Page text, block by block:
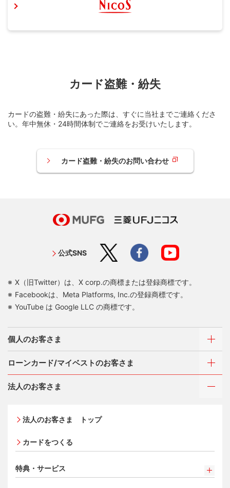
カード盗難・紛失
カードの盗難・紛失にあった際は、すぐに当社までご連絡くださ
い。年中無休・24時間体制でご連絡をお受けいたします。
カード盗難・紛失のお問い合わせ
公式SNS
X（旧Twitter）は、X corp.の商標または登録商標です。
Facebookは、Meta Platforms, Inc.の登録商標です。
YouTube は Google LLC の商標です。
個人のお客さま
カードをつくるトップ
三菱ＵＦＪカード ゴールド
三菱ＵＦＪカード・プラチナ・アメリカン・エキスプレ
・カード
オンライン入会申し込みの流れ
追加できるカード・機能
ローンカード/マイベストのお客さま
ご利用・お支払い方法
借入時残高スライドリボルビング方式
Q&A・お問い合わせ
三菱UFJニコス ローンカード 各種規約
法人のお客さま
法人のお客さま トップ
カードをつくる
特典・サービス